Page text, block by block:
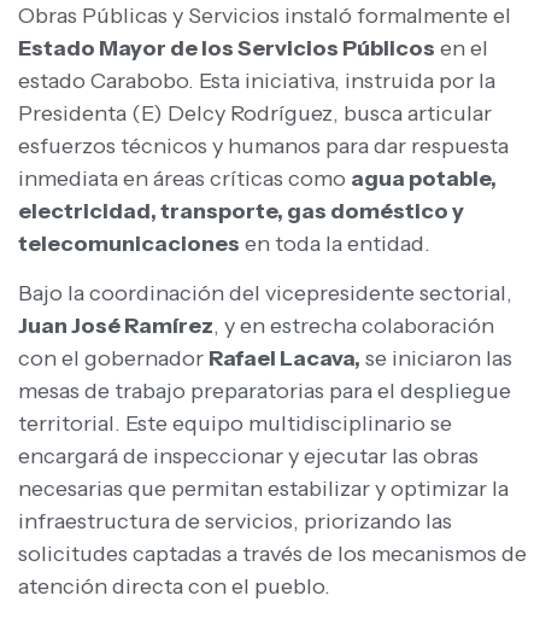
Obras Públicas y Servicios instaló formalmente el
Estado Mayor de los Servicios Públicos en el
estado Carabobo. Esta iniciativa, instruida por la
Presidenta (E) Delcy Rodríguez, busca articular
esfuerzos técnicos y humanos para dar respuesta
inmediata en áreas críticas como agua potable,
electricidad, transporte, gas doméstico y
telecomunicaciones en toda la entidad.
Bajo la coordinación del vicepresidente sectorial,
Juan José Ramírez, y en estrecha colaboración
con el gobernador Rafael Lacava, se iniciaron las
mesas de trabajo preparatorias para el despliegue
territorial. Este equipo multidisciplinario se
encargará de inspeccionar y ejecutar las obras
necesarias que permitan estabilizar y optimizar la
infraestructura de servicios, priorizando las
solicitudes captadas a través de los mecanismos de
atención directa con el pueblo.